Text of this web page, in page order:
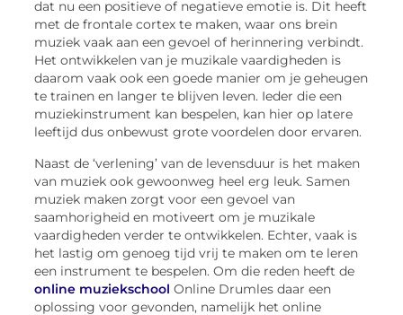
dat nu een positieve of negatieve emotie is. Dit heeft
met de frontale cortex te maken, waar ons brein
muziek vaak aan een gevoel of herinnering verbindt.
Het ontwikkelen van je muzikale vaardigheden is
daarom vaak ook een goede manier om je geheugen
te trainen en langer te blijven leven. Ieder die een
muziekinstrument kan bespelen, kan hier op latere
leeftijd dus onbewust grote voordelen door ervaren.
Naast de ‘verlening’ van de levensduur is het maken
van muziek ook gewoonweg heel erg leuk. Samen
muziek maken zorgt voor een gevoel van
saamhorigheid en motiveert om je muzikale
vaardigheden verder te ontwikkelen. Echter, vaak is
het lastig om genoeg tijd vrij te maken om te leren
een instrument te bespelen. Om die reden heeft de
online muziekschool Online Drumles daar een
oplossing voor gevonden, namelijk het online